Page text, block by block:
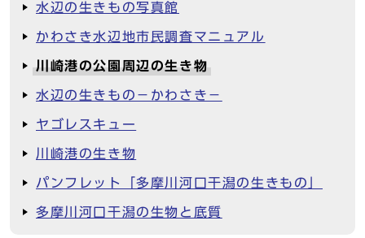
水辺の生きもの写真館
かわさき水辺地市民調査マニュアル
川崎港の公園周辺の生き物
水辺の生きもの－かわさき－
ヤゴレスキュー
川崎港の生き物
パンフレット「多摩川河口干潟の生きもの」
多摩川河口干潟の生物と底質